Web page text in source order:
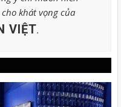
khát vọng của
VIỆT.